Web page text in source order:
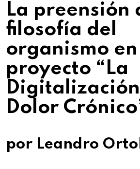
La preensión
filosofía del
organismo en
proyecto “La
Dolor
por Leandro